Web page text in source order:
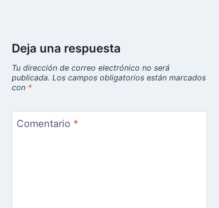
Deja una respuesta
Tu dirección de correo electrónico no será
publicada. Los campos obligatorios están marcados
con *
Comentario *